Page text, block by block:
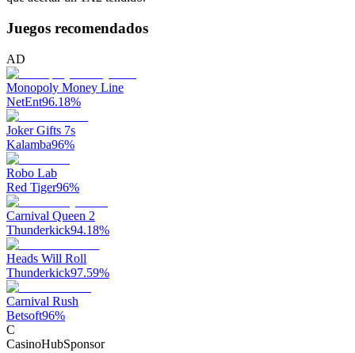
Juegos recomendados
AD
Monopoly Money Line
NetEnt96.18%
Joker Gifts 7s
Kalamba96%
Robo Lab
Red Tiger96%
Carnival Queen 2
Thunderkick94.18%
Heads Will Roll
Thunderkick97.59%
Carnival Rush
Betsoft96%
C
CasinoHubSponsor